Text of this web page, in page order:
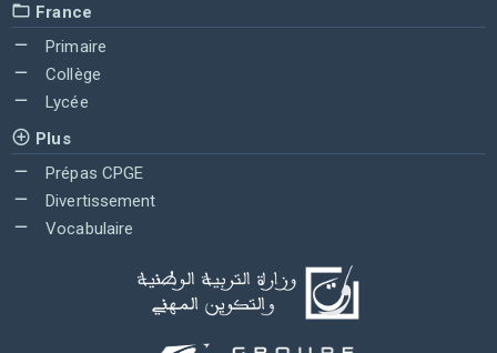
France
Primaire
Collège
Lycée
Plus
Prépas CPGE
Divertissement
Vocabulaire